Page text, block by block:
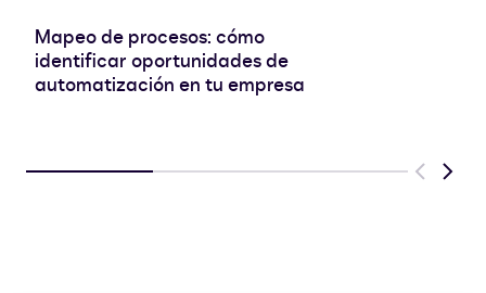
Mapeo de procesos: cómo
identificar oportunidades de
automatización en tu empresa
Previous
Next